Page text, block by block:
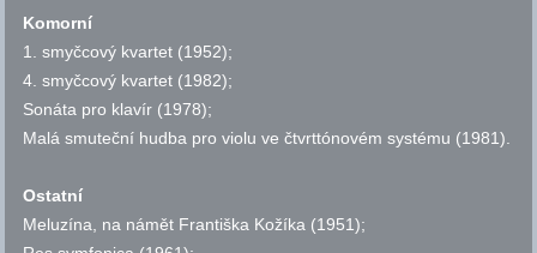
Komorní
1. smyčcový kvartet (1952);
4. smyčcový kvartet (1982);
Sonáta pro klavír (1978);
Malá smuteční hudba pro violu ve čtvrttónovém systému (1981).
Ostatní
Meluzína, na námět Františka Kožíka (1951);